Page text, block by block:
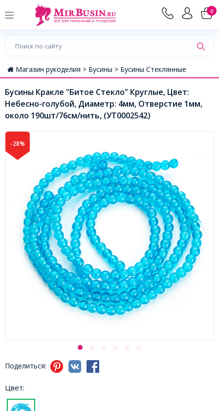
0
Магазин рукоделия > Бусины > Бусины Стеклянные
Бусины Кракле "Битое Стекло" Круглые, Цвет:
Небесно-голубой, Диаметр: 4мм, Отверстие 1мм,
около 190шт/76см/нить, (УТ0002542)
-28%
Поделиться:
Цвет: